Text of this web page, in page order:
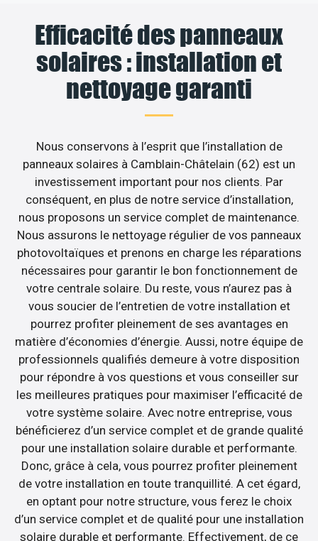
Efficacité des panneaux
solaires : installation et
nettoyage garanti
Nous conservons à l’esprit que l’installation de
panneaux solaires à Camblain-Châtelain (62) est un
investissement important pour nos clients. Par
conséquent, en plus de notre service d’installation,
nous proposons un service complet de maintenance.
Nous assurons le nettoyage régulier de vos panneaux
photovoltaïques et prenons en charge les réparations
nécessaires pour garantir le bon fonctionnement de
votre centrale solaire. Du reste, vous n’aurez pas à
vous soucier de l’entretien de votre installation et
pourrez profiter pleinement de ses avantages en
matière d’économies d’énergie. Aussi, notre équipe de
professionnels qualifiés demeure à votre disposition
pour répondre à vos questions et vous conseiller sur
les meilleures pratiques pour maximiser l’efficacité de
votre système solaire. Avec notre entreprise, vous
bénéficierez d’un service complet et de grande qualité
pour une installation solaire durable et performante.
Donc, grâce à cela, vous pourrez profiter pleinement
de votre installation en toute tranquillité. A cet égard,
en optant pour notre structure, vous ferez le choix
d’un service complet et de qualité pour une installation
solaire durable et performante. Effectivement, de ce